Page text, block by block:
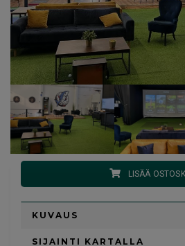
LISÄÄ
KUVAUS
SIJAINTI KARTALLA